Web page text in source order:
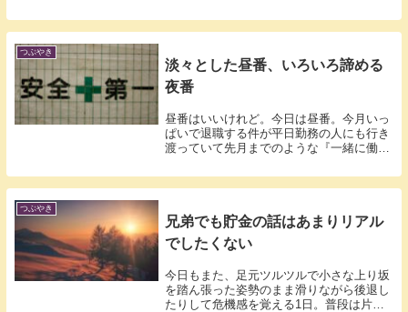
つぶやき
淡々とした昼番、いろいろ諦める
夜番
昼番はいいけれど。今日は昼番。今月いっ
ぱいで退職する件が平日勤務の人にも行き
渡っていて先月までのような『一緒に働く
つぶやき
兄弟でも貯金の話はあまりリアル
でしたくない
今日もまた、足元ツルツルで小さな上り坂
を踏ん張った姿勢のまま滑りながら後退し
たりして危機感を覚える1日。普段は片道8